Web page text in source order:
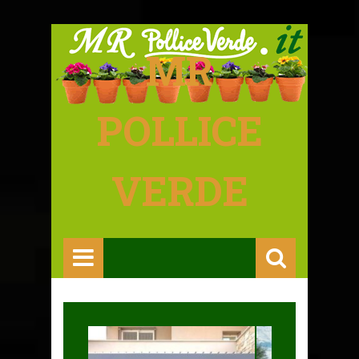
MR
POLLICE
VERDE